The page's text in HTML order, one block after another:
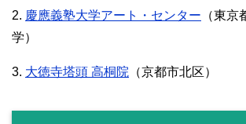
2. 慶應義塾大学アート・センター （東
学）
3. 大徳寺塔頭 高桐院 （京都市北区）